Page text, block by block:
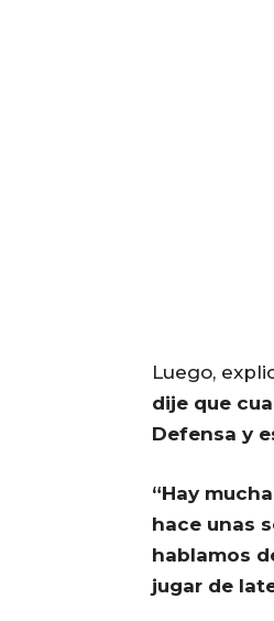
Luego,
dije que
Defensa y
“Hay
hace unas
hablamos
jugar de